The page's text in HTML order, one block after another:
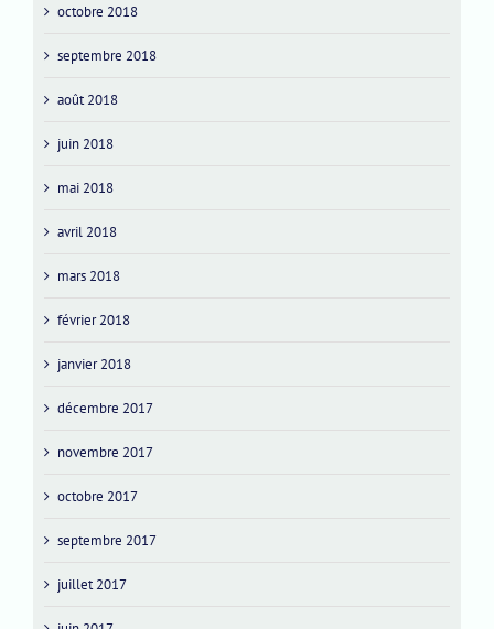
octobre 2018
septembre 2018
août 2018
juin 2018
mai 2018
avril 2018
mars 2018
février 2018
janvier 2018
décembre 2017
novembre 2017
octobre 2017
septembre 2017
juillet 2017